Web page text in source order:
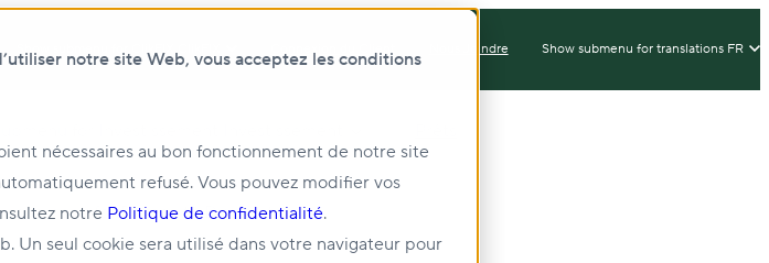
notre site Web, vous acceptez les conditions
nécessaires au bon fonctionnement de notre site
refusé. Vous pouvez modifier vos
notre Politique de confidentialité.
Un seul cookie sera utilisé dans votre navigateur pour
Show submenu for ClikFIX ClikFIX Connexion du Client Nous Joindre Show submenu for translations FR
submenu for DurabilitéDurabilité